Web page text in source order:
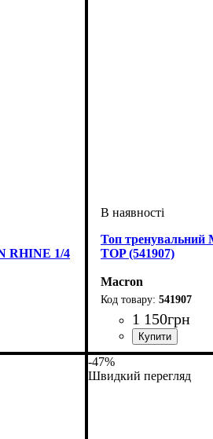
RHINE 1/4
Топ
TOP (541907)
Macron
541907
1 150грн
Стать: Дитяче,
Виробник: Macron
Колір: Темно-синій
-47%
Швидкий перегляд